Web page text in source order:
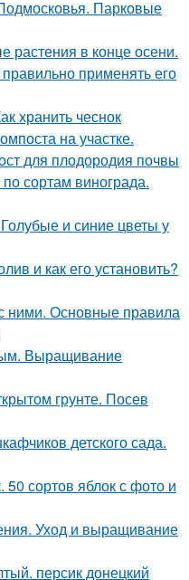
Парковые
растения в конце осени.
применять его
хранить чеснок
на участке.
для плодородия почвы
сортам винограда.
и синие цветы у
и как его установить?
ними. Основные правила
Выращивание
грунте. Посев
детского сада.
50 сортов яблок с фото и
Уход и выращивание
персик донецкий